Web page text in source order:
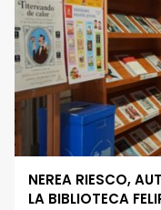
NEREA RIESCO,
LA BIBLIOTECA